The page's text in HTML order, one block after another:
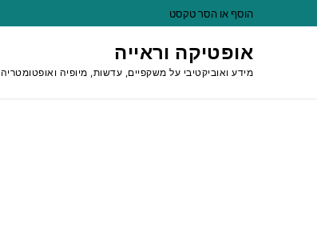
לתוכן
הוסף או הסר טקסט
אופטיקה וראייה
מידע ואוביקטיבי על משקפיים, עדשות, מיופיה ואופטומטריה